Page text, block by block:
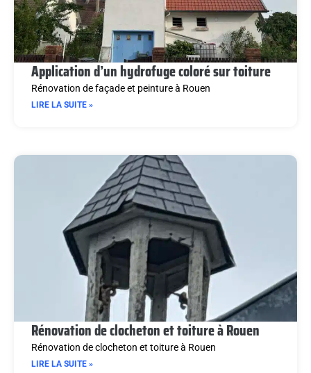
Application d’un hydrofuge coloré sur toiture
Rénovation de façade et peinture à Rouen
LIRE LA SUITE »
Rénovation de clocheton et toiture à Rouen
Rénovation de clocheton et toiture à Rouen
LIRE LA SUITE »